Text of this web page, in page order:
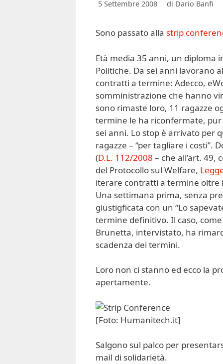
5 Settembre 2008 di Dario Banfi
Sono passato alla strip
Età media 35 anni, un diploma
Politiche. Da sei anni lavorano
contratti a termine: Adecco,
somministrazione che hanno
sono rimaste loro, 11 ragazze
termine le ha riconfermate,
sei anni. Lo stop è arrivato per
ragazze – “per tagliare i costi”.
(D.L. 112/2008 – che all’art. 49,
del Protocollo sul Welfare,
iterare contratti a termine oltre
Una settimana prima, senza
giustigficata con un “Lo
termine definitivo. Il caso,
Brunetta, intervistato, ha
scadenza dei termini.
Loro non ci stanno ed ecco la
apertamente.
[Foto: Humanitech.it]
Salgono sul palco per
mail di solidarietà.